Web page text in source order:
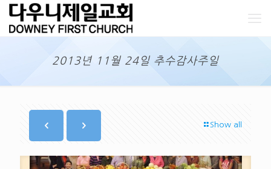
2013년 11월 24일 추수감사주일
Show all